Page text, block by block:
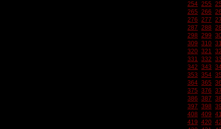
254 255
265 266
276 277
287 288
298 299
309 310
320 321
331 332
342 343
353 354
364 365
375 376
386 387
397 398
408 409
419 420